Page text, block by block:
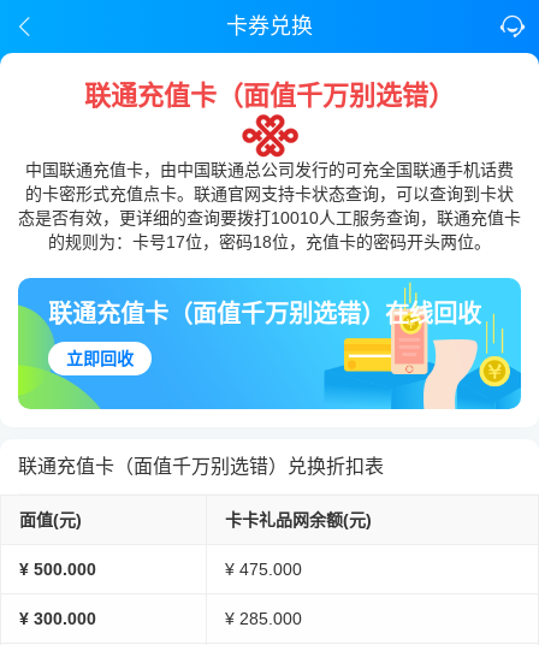
卡券兑换
联通充值卡（面值千万别选错）
中国联通充值卡，由中国联通总公司发行的可充全国联通手机话费
的卡密形式充值点卡。联通官网支持卡状态查询，可以查询到卡状
态是否有效，更详细的查询要拨打10010人工服务查询，联通充值卡
的规则为：卡号17位，密码18位，充值卡的密码开头两位。
联通充值卡（面值千万别选错）在线回收
立即回收
联通充值卡（面值千万别选错）兑换折扣表
面值(元) 卡卡礼品网余额(元)
¥ 500.000 ¥ 475.000
¥ 300.000 ¥ 285.000